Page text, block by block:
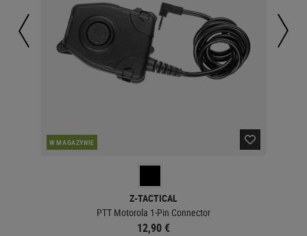
W MAGAZYNIE
Z-TACTICAL
PTT Motorola 1-Pin Connector
12,90 €